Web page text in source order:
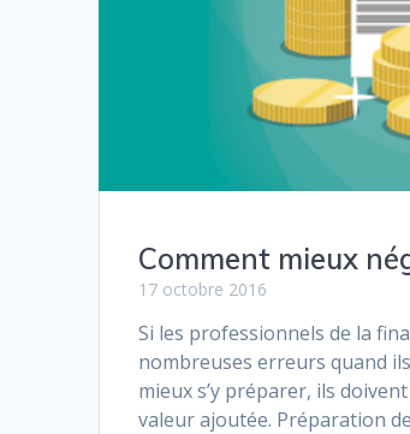
Comment mieux
17 octobre 2016
Si les professionnels de la
nombreuses erreurs quand
mieux s’y préparer, ils
valeur ajoutée. Préparation